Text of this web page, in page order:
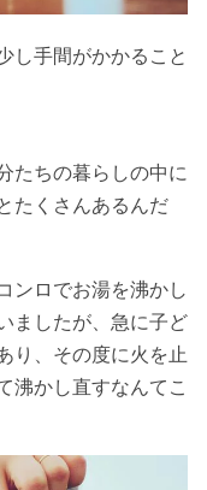
し手間がかかること
たちの暮らしの中に
たくさんあるんだ
ンロでお湯を沸かし
ましたが、急に子ど
り、その度に火を止
沸かし直すなんてこ